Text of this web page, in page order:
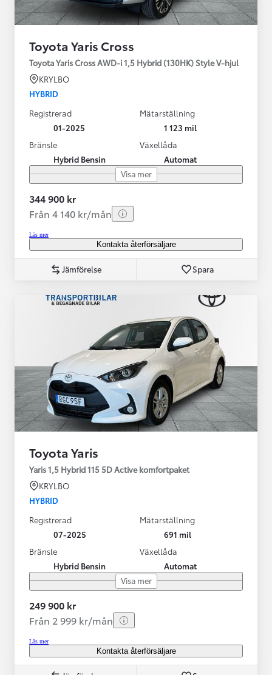
Toyota Yaris Cross
Toyota Yaris Cross AWD-i 1,5 Hybrid (130HK) Style V-hjul
KRYLBO
HYBRID
Registrerad
01-2025
Mätarställning
1 123 mil
Bränsle
Hybrid Bensin
Växellåda
Automat
Visa mer
344 900 kr
Från 4 140 kr/mån
Läs mer
Kontakta återförsäljare
Jämförelse Spara
Toyota Yaris
Yaris 1,5 Hybrid 115 5D Active komfortpaket
KRYLBO
HYBRID
Registrerad
07-2025
Mätarställning
691 mil
Bränsle
Hybrid Bensin
Växellåda
Automat
Visa mer
249 900 kr
Från 2 999 kr/mån
Läs mer
Kontakta återförsäljare